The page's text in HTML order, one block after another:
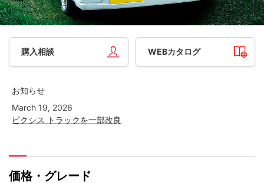
購入相談 WEBカタログ
お知らせ
March 19, 2026
ピクシス トラックを一部改良
価格・グレード